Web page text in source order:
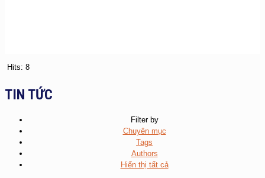
Hits: 8
TIN TỨC
Filter by
Chuyên mục
Tags
Authors
Hiển thị tất cả